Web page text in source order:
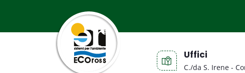
Uffici
C./da S. Irene -